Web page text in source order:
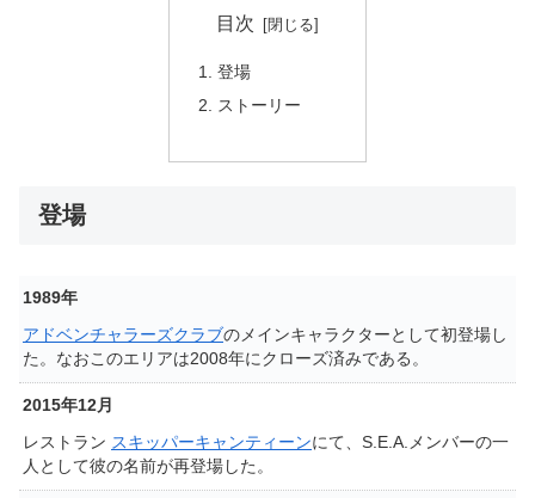
目次
登場
ストーリー
登場
1989年
アドベンチャラーズクラブのメインキャラクターとして初登場し
た。なおこのエリアは2008年にクローズ済みである。
2015年12月
レストラン スキッパーキャンティーンにて、S.E.A.メンバーの一
人として彼の名前が再登場した。